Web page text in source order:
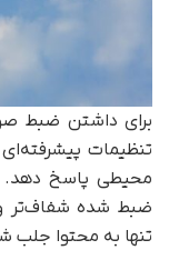
برای داشتن ضبط
تنظیمات
محیطی پاسخ
ضبط شده شفاف‌تر
تنها به محتوا جلب